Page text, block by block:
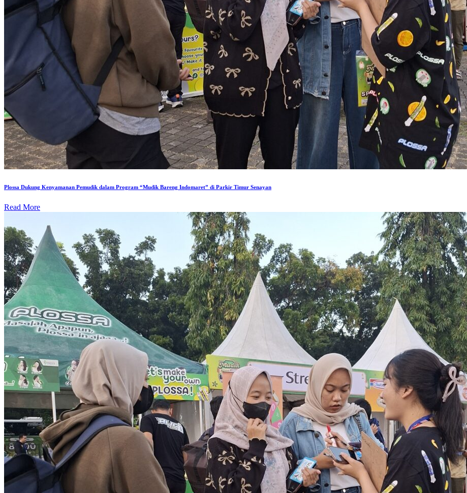
Plossa Dukung Kenyamanan Pemudik dalam Program “Mudik Bareng Indomaret” di Parkir Timur Senayan
Read More